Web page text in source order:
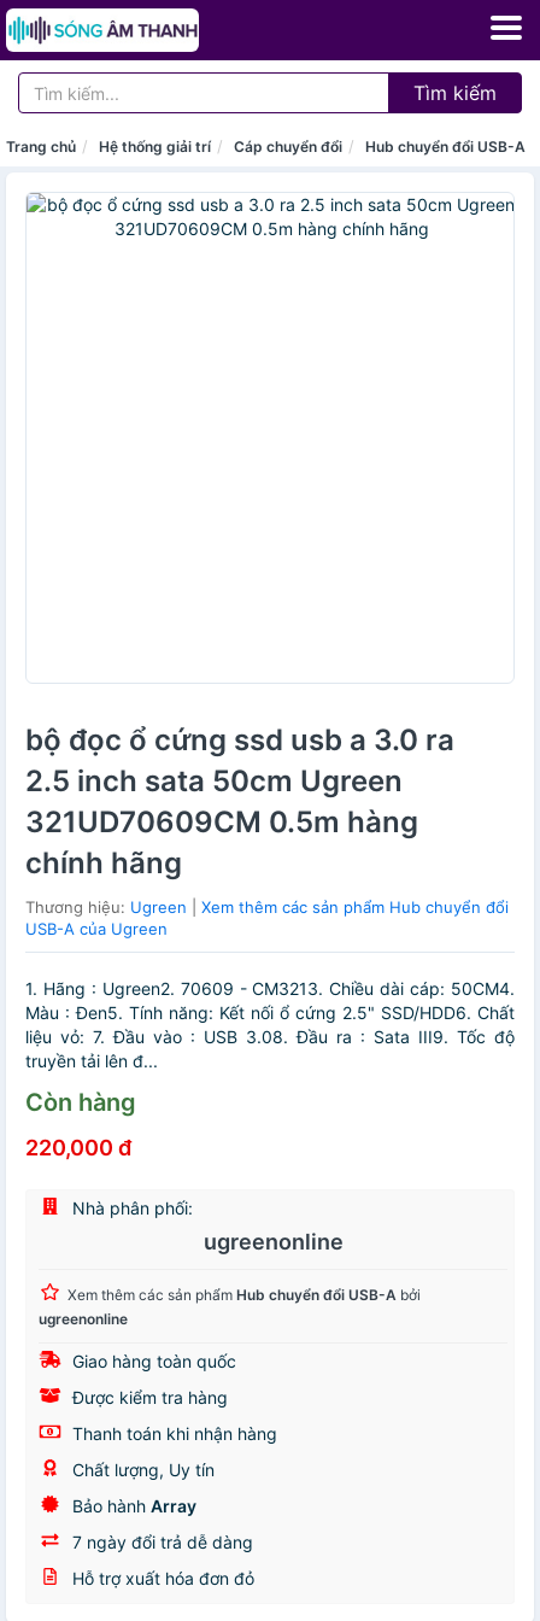
Tìm kiếm
Trang chủ Hệ thống giải trí Cáp chuyển đổi Hub chuyển đổi USB-A
bộ đọc ổ cứng ssd usb a 3.0 ra
2.5 inch sata 50cm Ugreen
321UD70609CM 0.5m hàng
chính hãng
Thương hiệu: Ugreen
Xem thêm các sản phẩm Hub chuyển đổi
USB-A của Ugreen
1. Hãng : Ugreen2. 70609 - CM3213. Chiều dài cáp: 50CM4.
Màu : Đen5. Tính năng: Kết nối ổ cứng 2.5" SSD/HDD6. Chất
liệu vỏ: 7. Đầu vào : USB 3.08. Đầu ra : Sata III9. Tốc độ
truyền tải lên đ...
Còn hàng
220,000 đ
Nhà phân phối:
ugreenonline
Xem thêm các sản phẩm Hub chuyển đổi USB-A bởi
ugreenonline
Giao hàng toàn quốc
Được kiểm tra hàng
Thanh toán khi nhận hàng
Chất lượng, Uy tín
Bảo hành Array
7 ngày đổi trả dễ dàng
Hỗ trợ xuất hóa đơn đỏ